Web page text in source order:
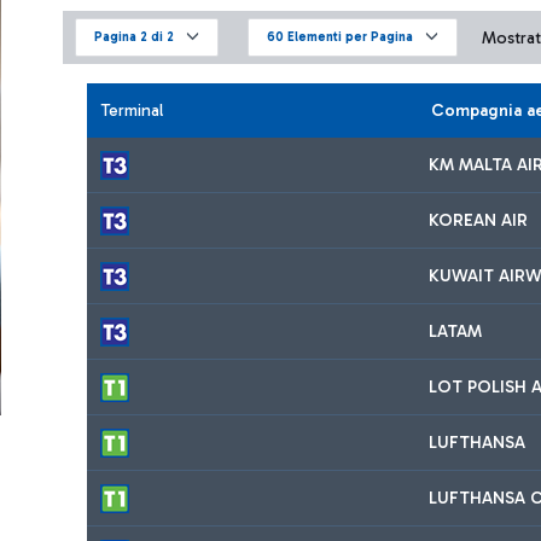
Pagina 2 di 2 60 Elementi per Pagina
Terminal Compagnia
KM MALTA
KOREAN AIR
KUWAIT
LATAM
LOT POLISH
LUFTHANSA
LUFTHANSA